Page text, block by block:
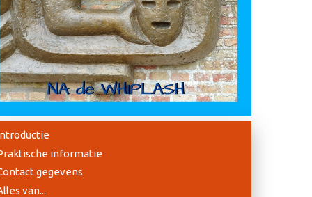
informatie
gegevens
van...